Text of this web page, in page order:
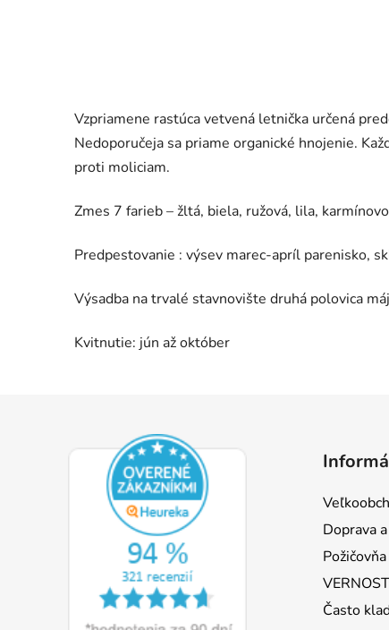
Vzpriamene rastúca vetvená letnička určená
Nedoporučeja sa priame organické hnojenie.
proti moliciam.
Zmes 7 farieb – žltá, biela, ružová, lila,
Predpestovanie : výsev marec-apríl parenisko,
Výsadba na trvalé stavnovište druhá polovica
Kvitnutie: jún až október
Doprava
Často